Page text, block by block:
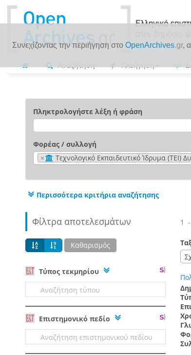
Συνεχίζοντας την περιήγηση στο OpenArchives.gr,
Αναζήτηση Πλοήγηση
Πληκτρολογήστε λέξη ή φράση
Φορέας / συλλογή
×
Τεχνολογικό Εκπαιδευτικό Ίδρυμα (ΤΕΙ)
Περισσότερα κριτήρια αναζήτησης
Φίλτρα αποτελεσμάτων
Καθαρισμός
Tύπος τεκμηρίου
Επιστημονικό πεδίο
1